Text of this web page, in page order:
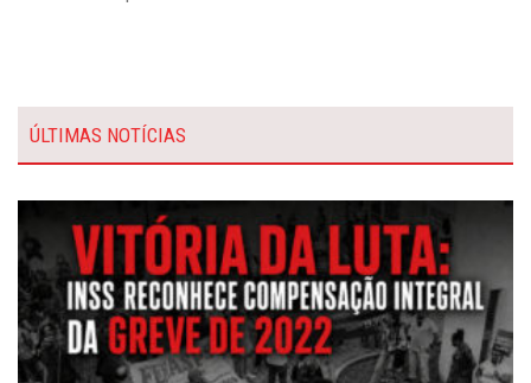
ÚLTIMAS NOTÍCIAS